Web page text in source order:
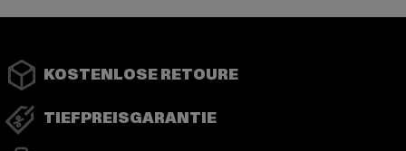
KOSTENLOSE RETOURE
TIEFPREISGARANTIE